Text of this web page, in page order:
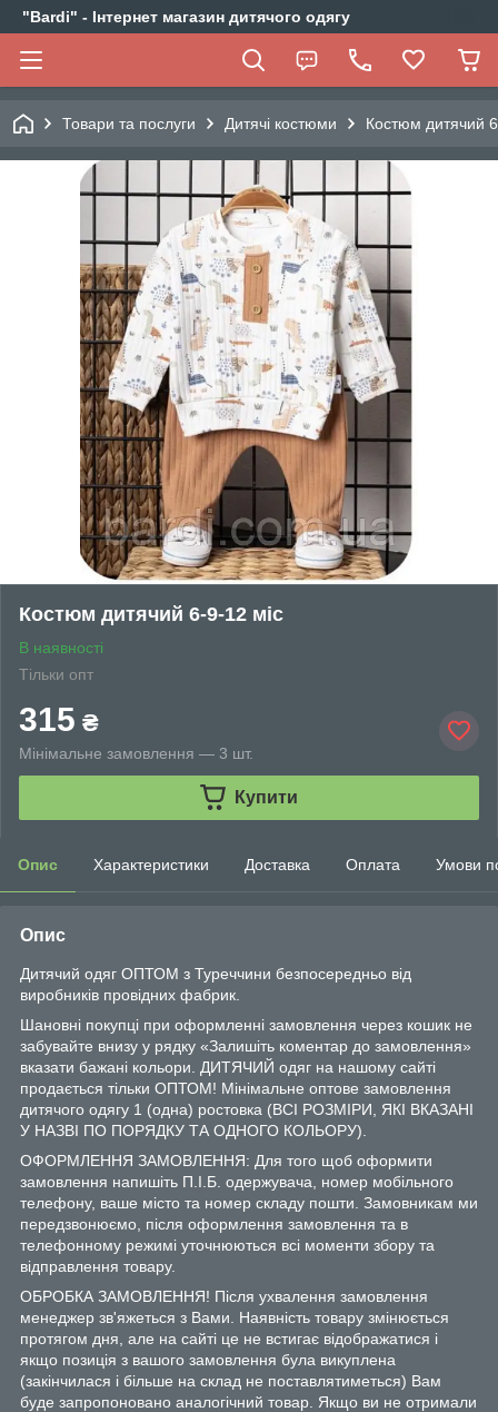
"Bardi" - Інтернет магазин дитячого одягу
Товари та послуги Дитячі костюми Костюм дитячий
Костюм дитячий 6-9-12 міс
В наявності
Тільки опт
315 ₴
Мінімальне замовлення — 3 шт.
Купити
Опис Характеристики Доставка Оплата Умови
Опис
Дитячий одяг ОПТОМ з Туреччини безпосередньо від
виробників провідних фабрик.
Шановні покупці при оформленні замовлення через кошик не
забувайте внизу у рядку «Залишіть коментар до замовлення»
вказати бажані кольори. ДИТЯЧИЙ одяг на нашому сайті
продається тільки ОПТОМ! Мінімальне оптове замовлення
дитячого одягу 1 (одна) ростовка (ВСІ РОЗМІРИ, ЯКІ ВКАЗАНІ
У НАЗВІ ПО ПОРЯДКУ ТА ОДНОГО КОЛЬОРУ).
ОФОРМЛЕННЯ ЗАМОВЛЕННЯ: Для того щоб оформити
замовлення напишіть П.І.Б. одержувача, номер мобільного
телефону, ваше місто та номер складу пошти. Замовникам ми
передзвонюємо, після оформлення замовлення та в
телефонному режимі уточнюються всі моменти збору та
відправлення товару.
ОБРОБКА ЗАМОВЛЕННЯ! Після ухвалення замовлення
менеджер зв'яжеться з Вами. Наявність товару змінюється
протягом дня, але на сайті це не встигає відображатися і
якщо позиція з вашого замовлення була викуплена
(закінчилася і більше на склад не поставлятиметься) Вам
буде запропоновано аналогічний товар. Якщо ви не отримали